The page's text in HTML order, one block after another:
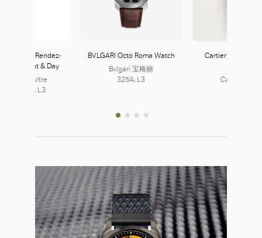
LeCoultre Rendez-
Night & Day
LeCoultre
L3 | 327, L3
BVLGARI Octo Roma Watch
Bvlgari 宝格丽
325A, L3
Cartier Tank
Cartier 卡地